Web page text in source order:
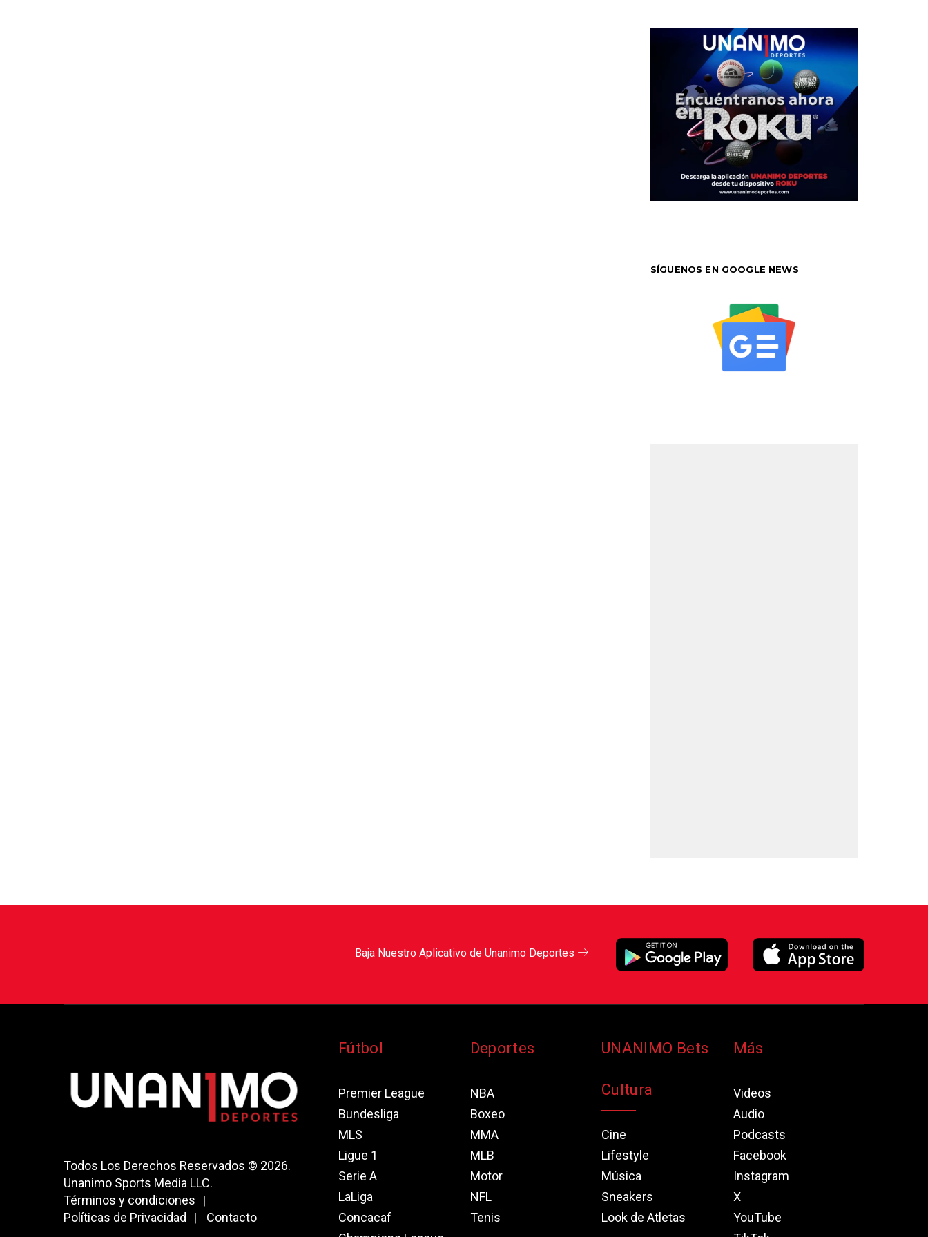
SÍGUENOS EN GOOGLE NEWS
Baja Nuestro Aplicativo de Unanimo Deportes
Todos Los Derechos Reservados © 2026.
Unanimo Sports Media LLC.
Términos y condiciones
Políticas de Privacidad
Contacto
Fútbol
Premier League
Bundesliga
MLS
Ligue 1
Serie A
LaLiga
Concacaf
Deportes
NBA
Boxeo
MMA
MLB
Motor
NFL
Tenis
UNANIMO Bets
Cultura
Cine
Lifestyle
Música
Sneakers
Look de Atletas
Más
Videos
Audio
Podcasts
Facebook
Instagram
X
YouTube